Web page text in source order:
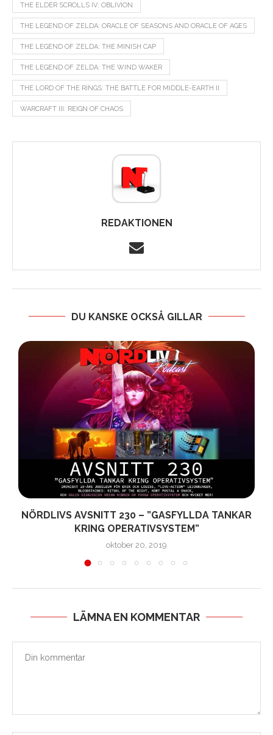
THE ELDER SCROLLS IV: OBLIVION
THE LEGEND OF ZELDA: ORACLE OF SEASONS AND ORACLE OF AGES
THE LEGEND OF ZELDA: THE MINISH CAP
THE LEGEND OF ZELDA: THE WIND WAKER
THE LORD OF THE RINGS: THE BATTLE FOR MIDDLE-EARTH II
WARCRAFT III: REIGN OF CHAOS
REDAKTIONEN
DU KANSKE OCKSÅ GILLAR
NÖRDLIVS AVSNITT 230 – ”GASFYLLDA TANKAR
KRING OPERATIVSYSTEM”
oktober 20, 2019
LÄMNA EN KOMMENTAR